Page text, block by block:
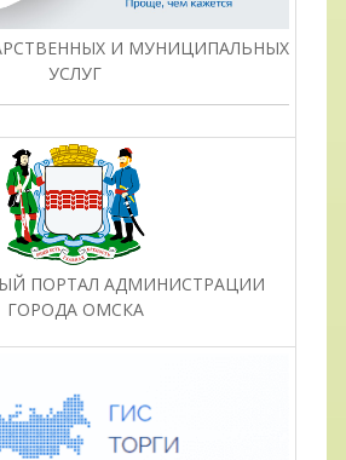
И МУНИЦИПАЛЬНЫХ
УСЛУГ
ПОРТАЛ АДМИНИСТРАЦИИ
ГОРОДА ОМСКА